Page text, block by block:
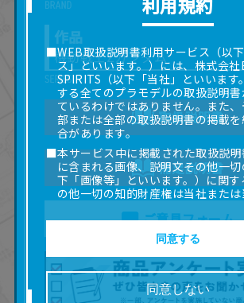
作品
機動戦士Zガンダム
取扱説明書
補足説明書
ご意見フォーム
■WEB取扱説明書利用サービス（以
ス」といいます。）には、株式会
SPIRITS（以下「当社」といいます
する全てのプラモデルの取扱説明
ているわけではありません。また
部または全部の取扱説明書の掲載
合があります。
■本サービス中に掲載された取扱説
に含まれる画像、説明文その他一
下「画像等」といいます。）に関す
の他一切の知的財産権は当社また
使用（本サービス内の意見投稿の目
等の利用を含みます。）を超えて使
複写、改変、掲示、頒布、配信、販
を含むがこれに限りません。）す
いたします。
同意しない
同意する